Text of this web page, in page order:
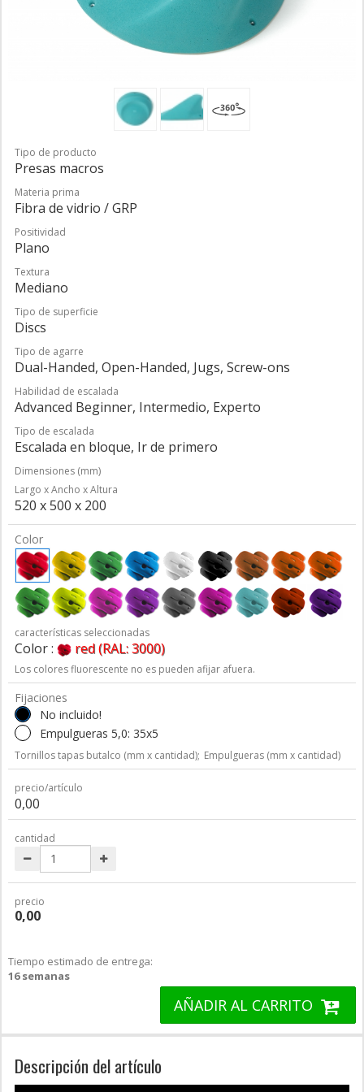
Tipo de producto
Presas macros
Materia prima
Fibra de vidrio / GRP
Positividad
Plano
Textura
Mediano
Tipo de superficie
Discs
Tipo de agarre
Dual-Handed, Open-Handed, Jugs, Screw-ons
Habilidad de escalada
Advanced Beginner, Intermedio, Experto
Tipo de escalada
Escalada en bloque, Ir de primero
Dimensiones (mm)
Largo x Ancho x Altura
520 x 500 x 200
Color
características seleccionadas
Color : red (RAL: 3000)
Los colores fluorescente no es pueden afijar afuera.
Fijaciones
No incluido!
Empulgueras 5,0: 35x5
Tornillos tapas butalco (mm x cantidad); Empulgueras (mm x cantidad)
precio/artículo
0,00
cantidad
precio
0,00
Tiempo estimado de entrega:
16 semanas
AÑADIR AL CARRITO
Descripción del artículo